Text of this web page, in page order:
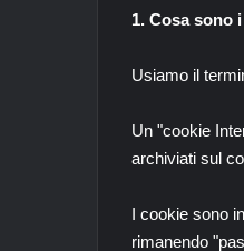
1. Cosa sono
Usiamo il
Un "cookie
archiviati sul
I cookie sono
rimanendo